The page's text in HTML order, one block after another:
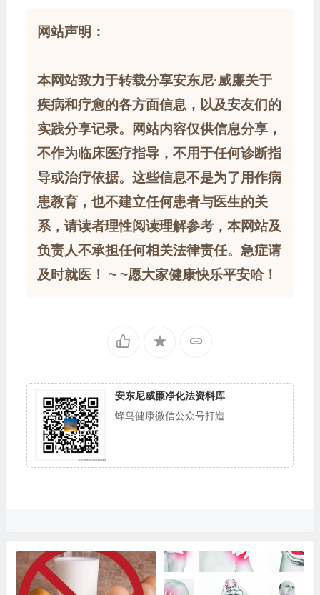
网站声明：
本网站致力于转载分享安东尼·威廉关于
疾病和疗愈的各方面信息，以及安友们的
实践分享记录。网站内容仅供信息分享，
不作为临床医疗指导，不用于任何诊断指
导或治疗依据。这些信息不是为了用作病
患教育，也不建立任何患者与医生的关
系，请读者理性阅读理解参考，本网站及
负责人不承担任何相关法律责任。急症请
及时就医！ ~ ~愿大家健康快乐平安哈！
安东尼威廉净化法资料库
蜂鸟健康微信公众号打造